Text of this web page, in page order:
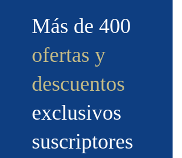
Más de 400
ofertas y
descuentos
exclusivos
suscriptores